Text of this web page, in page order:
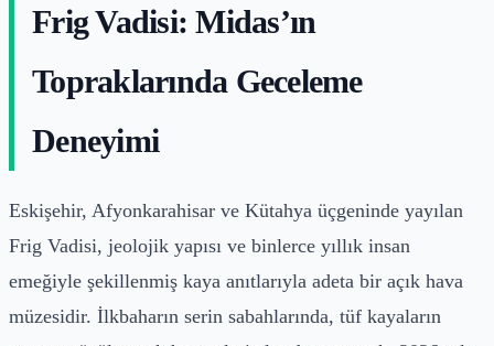
Frig Vadisi: Midas’ın
Topraklarında Geceleme
Deneyimi
Eskişehir, Afyonkarahisar ve Kütahya üçgeninde yayılan
Frig Vadisi, jeolojik yapısı ve binlerce yıllık insan
emeğiyle şekillenmiş kaya anıtlarıyla adeta bir açık hava
müzesidir. İlkbaharın serin sabahlarında, tüf kayaların